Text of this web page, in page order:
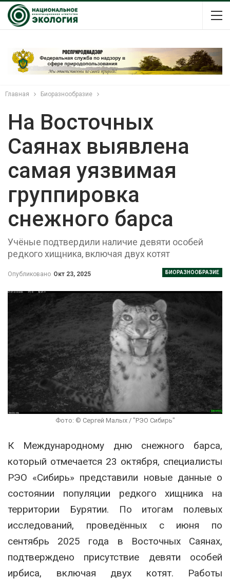
Главная Биоразнообразие
На Восточных
Саянах выявлена
самая уязвимая
группировка
снежного барса
Учёные подтвердили наличие девяти особей
редкого хищника, включая двух котят
БИОРАЗНООБРАЗИЕ
Опубликовано Окт 23, 2025
Фото: © Сергей Малых / "РЭО Сибирь"
К Международному дню снежного барса,
который отмечается 23 октября, специалисты
РЭО «Сибирь» представили новые данные о
состоянии популяции редкого хищника на
территории Бурятии. По итогам полевых
исследований, проведённых с июня по
сентябрь 2025 года в Восточных Саянах,
подтверждено присутствие девяти особей
ирбиса, включая двух котят. Работы